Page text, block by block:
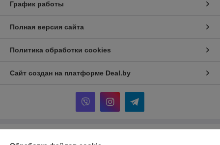
График работы
Полная версия сайта
Политика обработки cookies
Сайт создан на платформе Deal.by